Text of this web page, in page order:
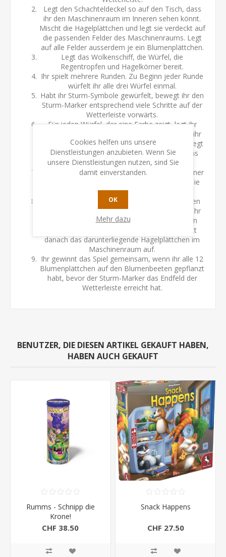
Legt den Schachteldeckel so auf den Tisch, dass
ihr den Maschinenraum im Inneren sehen könnt.
Mischt die Hagelplättchen und legt sie verdeckt auf
die passenden Felder des Maschinenraums. Legt
auf alle Felder ausserdem je ein Blumenplättchen.
Legt das Wolkenschiff, die Würfel, die
Regentropfen und Hagelkörner bereit.
Ihr spielt mehrere Runden. Zu Beginn jeder Runde
würfelt ihr alle drei Würfel einmal.
Habt ihr Sturm-Symbole gewürfelt, bewegt ihr den
Sturm-Marker entsprechend viele Schritte auf der
Wetterleiste vorwärts.
Für jeden Würfel, der eine Farbe zeigt, legt ihr
einen Regentropfen in das Wolkenschiff. Habt ihr
bereits Hagel im Maschinenraum aufgedeckt, legt
ihr auch entsprechend viele Hagelkörner in das
Wolkenschiff.
Hebt das Wolkenschiff mit je einem Finger in einer
Schlaufe an und steuert es gemeinsam über die
Blumenfelder.
Lasst die Regentropfen in die zuvor gewürfelten
Blumenbeete fallen. Gelingt euch das, pflanzt ihr
Blumen: Ersetzt jeden Regentropfen durch ein
Blumenplättchen vom Maschinenraum. Deckt
danach das darunterliegende Hagelplättchen im
Maschinenraum auf.
Ihr gewinnt das Spiel gemeinsam, wenn ihr alle 12
Blumenplättchen auf den Blumenbeeten gepflanzt
habt, bevor der Sturm-Marker das Endfeld der
Wetterleiste erreicht hat.
BENUTZER, DIE DIESEN ARTIKEL GEKAUFT HABEN,
HABEN AUCH GEKAUFT
Rumms - Schnipp die
Krone!
CHF 38.50
Snack Happens
CHF 27.50
Cookies helfen uns unsere
Dienstleistungen anzubieten. Wenn Sie
unsere Dienstleistungen nutzen, sind Sie
damit einverstanden.
OK
Mehr dazu